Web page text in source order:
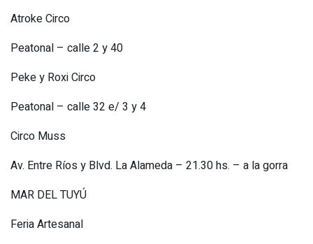
Atroke Circo
Peatonal – calle 2 y 40
Peke y Roxi Circo
Peatonal – calle 32 e/ 3 y 4
Circo Muss
Av. Entre Ríos y Blvd. La Alameda – 21.30 hs. – a la gorra
MAR DEL TUYÚ
Feria Artesanal